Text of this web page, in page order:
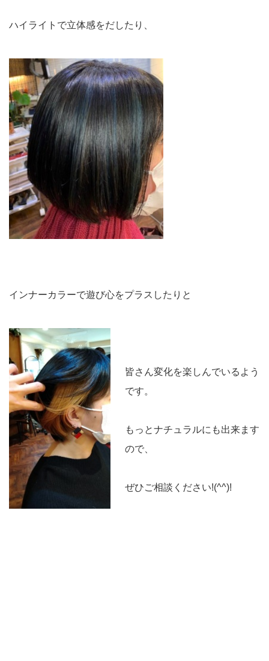
ハイライトで立体感をだしたり、
インナーカラーで遊び心をプラスしたりと
皆さん変化を楽しんでいるよう
です。
もっとナチュラルにも出来ます
ので、
ぜひご相談ください!(^^)!